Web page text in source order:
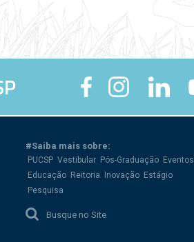
#Saiba mais sobre:
PUCSP Vestibular Pós-Graduação Eventos
Educação Reitoria Inovação Estágio
Pesquisa
Busque no Site